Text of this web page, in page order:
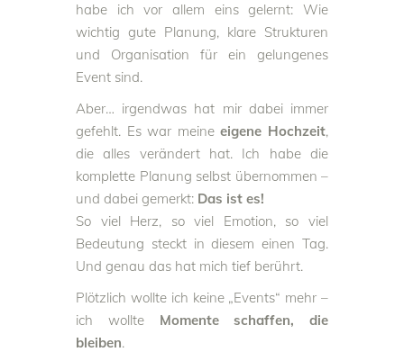
habe ich vor allem eins gelernt: Wie
wichtig gute Planung, klare Strukturen
und Organisation für ein gelungenes
Event sind.
Aber… irgendwas hat mir dabei immer
gefehlt. Es war meineeigene Hochzeit,
die alles verändert hat. Ich habe die
komplette Planung selbst übernommen –
und dabei gemerkt: Das ist es!
So viel Herz, so viel Emotion, so viel
Bedeutung steckt in diesem einen Tag.
Und genau das hat mich tief berührt.
Plötzlich wollte ich keine „Events“ mehr –
ich wollte Momente schaffen, die
bleiben.